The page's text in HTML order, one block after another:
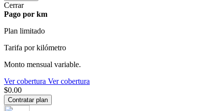
Cerrar
Pago por km
Plan limitado
Tarifa por kilómetro
Monto mensual variable.
Ver cobertura Ver cobertura
$0.00
Contratar plan